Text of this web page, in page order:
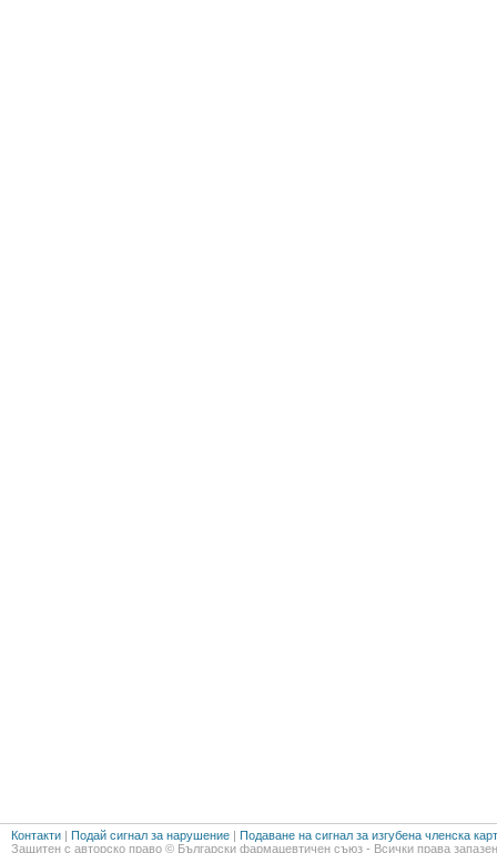
Контакти | Подай сигнал за нарушение | Подаване на сигнал за изгубена членска
Защитен с авторско право © Български фармацевтичен съюз - Всички права